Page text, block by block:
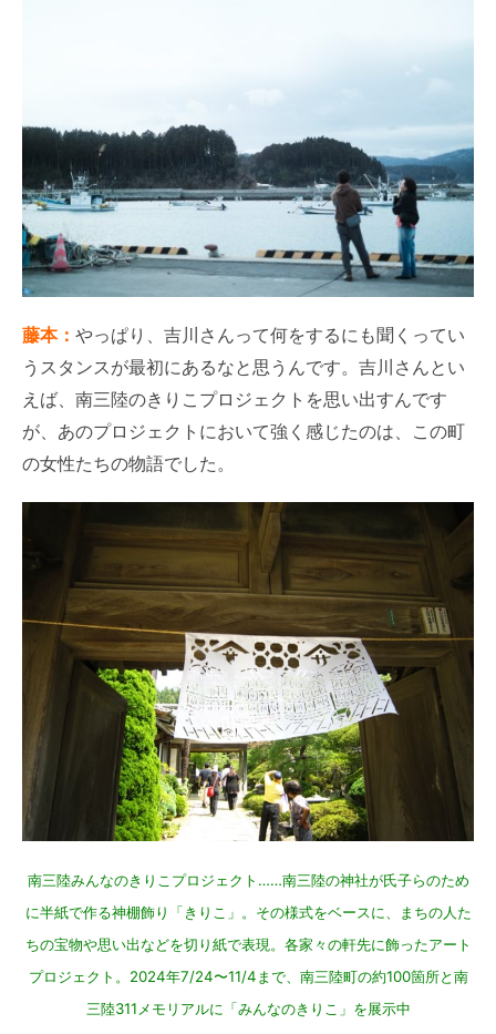
藤本： やっぱり、吉川さんって何をするにも聞くってい
うスタンスが最初にあるなと思うんです。吉川さんとい
えば、南三陸のきりこプロジェクトを思い出すんです
が、あのプロジェクトにおいて強く感じたのは、この町
の女性たちの物語でした。
南三陸みんなのきりこプロジェクト……南三陸の神社が氏子らのため
に半紙で作る神棚飾り「きりこ」。その様式をベースに、まちの人た
ちの宝物や思い出などを切り紙で表現。各家々の軒先に飾ったアート
プロジェクト。2024年7/24〜11/4まで、南三陸町の約100箇所と南
三陸311メモリアルに「みんなのきりこ」を展示中